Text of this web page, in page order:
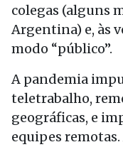
colegas (alguns
Argentina) e, às
modo “público”.
A pandemia
teletrabalho,
geográficas, e
equipes